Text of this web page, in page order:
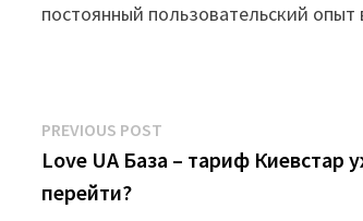
постоянный пользовательский
Post
navigation
PREVIOUS POST
post:
Love UA База – тариф Киевстар
перейти?